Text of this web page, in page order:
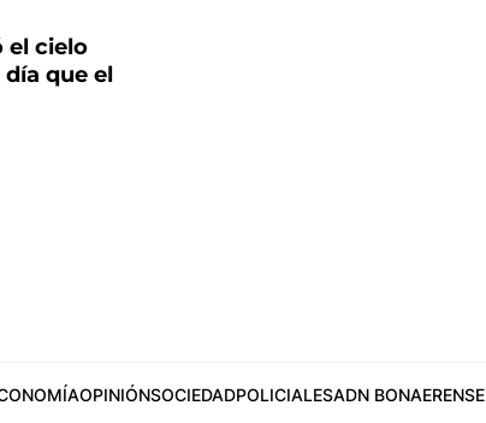
el cielo
que el
OPINIÓNSOCIEDADPOLICIALESADN BONAERENSE